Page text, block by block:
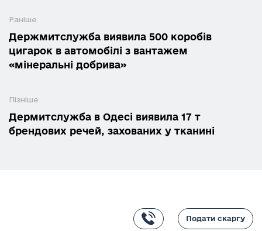
Раніше
Держмитслужба виявила 500 коробів
цигарок в автомобілі з вантажем
«мінеральні добрива»
Пізніше
Дермитслужба в Одесі виявила 17 т
брендових речей, захованих у тканині
Подати скаргу